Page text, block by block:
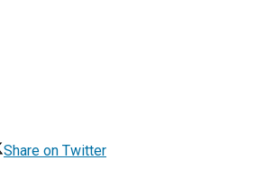
Share on Twitter